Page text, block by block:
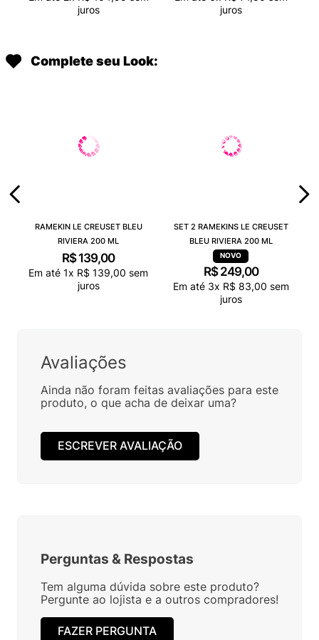
juros
juros
Complete seu Look:
RAMEKIN LE CREUSET BLEU
RIVIERA 200 ML
R$ 139,00
Em até 1x R$ 139,00 sem
juros
SET 2 RAMEKINS LE CREUSET
BLEU RIVIERA 200 ML
R$ 249,00
Em até 3x R$ 83,00 sem
juros
Avaliações
Ainda não foram feitas avaliações para este
produto, o que acha de deixar uma?
ESCREVER AVALIAÇÃO
Perguntas & Respostas
Tem alguma dúvida sobre este produto?
Pergunte ao lojista e a outros compradores!
FAZER PERGUNTA